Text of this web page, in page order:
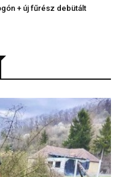
+ új fűrész debütált